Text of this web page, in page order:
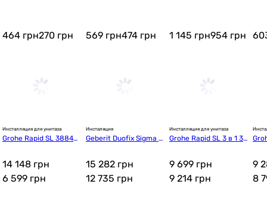
464 грн270 грн 569 грн474 грн 1 145 грн954 грн
Инсталляция для унитаза
Grohe Rapid SL 38840
14 148 грн
6 599 грн
Инсталяция
Geberit Duofix Sigma 11
15 282 грн
12 735 грн
Инсталляция для унитаза
Grohe Rapid SL 3 в 1 38
3536)
9 699 грн
9 214 грн
9
8